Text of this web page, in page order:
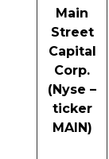
Main
Street
Capital
Corp.
(Nyse –
ticker
MAIN)